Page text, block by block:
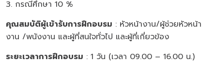
3. กรณีศึกษา 10 %
คุณสมบัติผู้เข้ารับการฝึกอบรม : หัวหน้างาน/ผู้ช่วยหัวหน้า
งาน /พนังงาน และผู้ที่สนใจทั่วไป และผู้ที่เกี่ยวข้อง
ระยะเวลาการฝึกอบรม : 1 วัน (เวลา 09.00 – 16.00 น.)